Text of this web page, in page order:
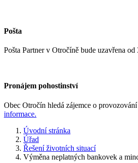
Pošta
Pošta Partner v Otročíně bude uzavřena
Pronájem pohostinství
Obec Otročín hledá zájemce o
informace.
Úvodní stránka
Úřad
Řešení životních situací
Výměna neplatných bankovek a